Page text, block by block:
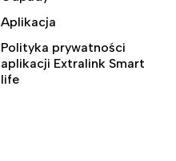
Aplikacja
Polityka prywatności
aplikacji Extralink Smart
life